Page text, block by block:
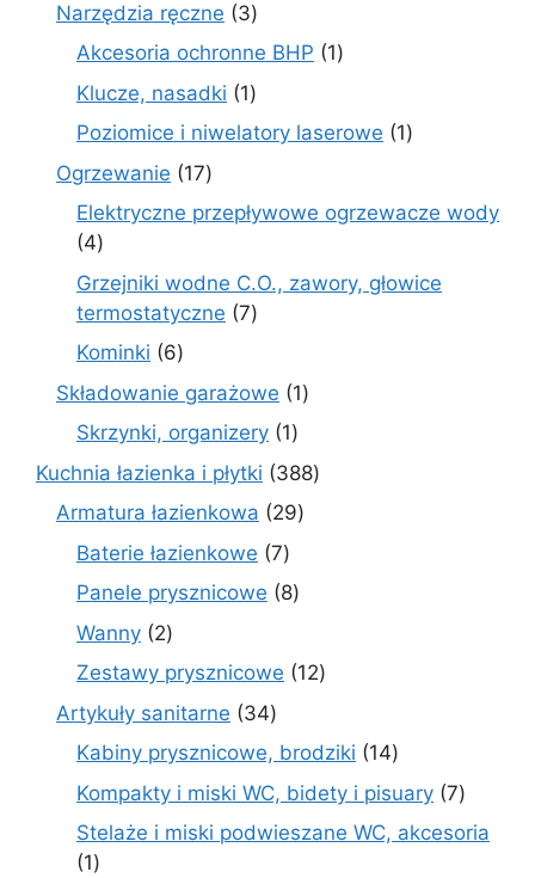
Narzędzia ręczne 33
produkty
Akcesoria ochronne BHP 11
Klucze, nasadki 11
produkt
Poziomice i niwelatory laserowe 11
Ogrzewanie 1717
produktów
Elektryczne przepływowe ogrzewacze wody
44
produkty
Grzejniki wodne C.O., zawory, głowice
termostatyczne 77
Kominki 66
produktów
Składowanie garażowe 11
Skrzynki, organizery 11
produkt
Kuchnia łazienka i płytki 388388
Armatura łazienkowa 2929
Baterie łazienkowe 77
produktów
Panele prysznicowe 88
Wanny 22
produkty
Zestawy prysznicowe 1212
Artykuły sanitarne 3434
produkty
Kabiny prysznicowe, brodziki 1414
produktów
Kompakty i miski WC, bidety i pisuary 77
Stelaże i miski podwieszane WC, akcesoria
11